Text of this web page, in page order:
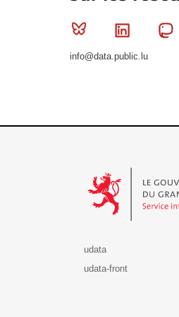
Bluesky Linkedin
info@data.public.lu
udata
udata-front